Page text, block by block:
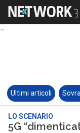
Ultimi articoli
LO SCENARIO
5G